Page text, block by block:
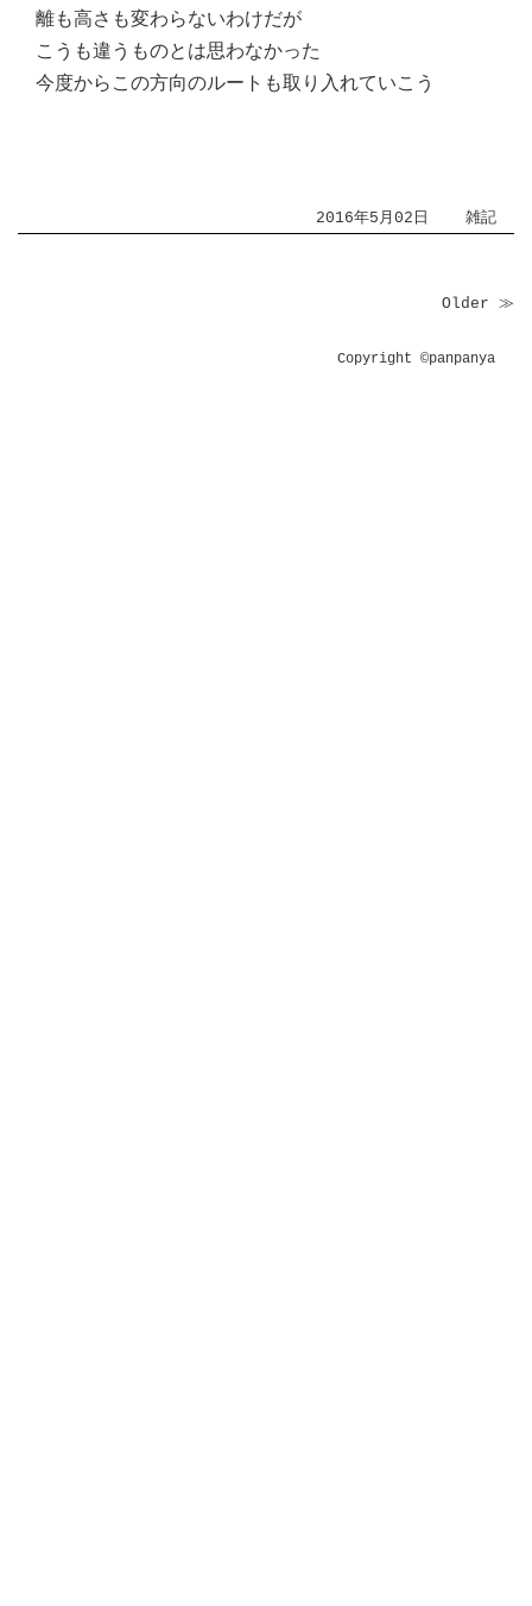
離も高さも変わらないわけだが
こうも違うものとは思わなかった
今度からこの方向のルートも取り入れていこう
2016年5月02日 雑記
Older ≫